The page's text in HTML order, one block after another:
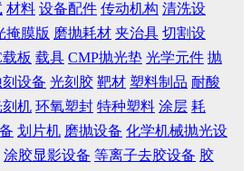
材料 设备配件 传动机构 清洗设
掩膜版 磨抛耗材 夹治具 切割设
板 载具 CMP抛光垫 光学元件 抛
设备 光刻胶 靶材 塑料制品 耐酸
刻机 环氧塑封 特种塑料 涂层 耗
划片机 磨抛设备 化学机械抛光设
涂胶显影设备 等离子去胶设备 胶